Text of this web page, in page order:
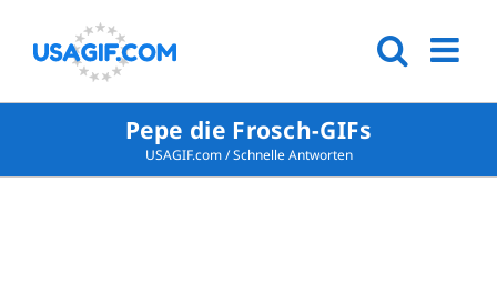
Pepe die Frosch-GIFs
USAGIF.com/Schnelle Antworten